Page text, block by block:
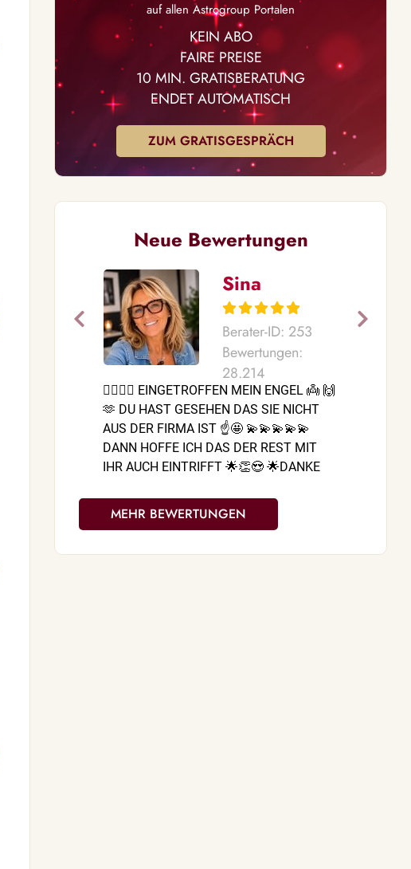
auf allen Astrogroup Portalen
KEIN ABO
FAIRE PREISE
10 MIN. GRATISBERATUNG
ENDET AUTOMATISCH
ZUM GRATISGESPRÄCH
Neue Bewertungen
Sina
Berater-ID: 253
Bewertungen:
28.214
❤️‍🔥💞🌹 EINGETROFFEN MEIN ENGEL 👼 🙌
🫶 DU HAST GESEHEN DAS SIE NICHT
AUS DER FIRMA IST ☝️🤩 💫💫💫💫💫
DANN HOFFE ICH DAS DER REST MIT
IHR AUCH EINTRIFFT 🌟👏😍 🌟DANKE
🥰 HAB DICH GANZ DOLLE LIEB
MEHR BEWERTUNGEN